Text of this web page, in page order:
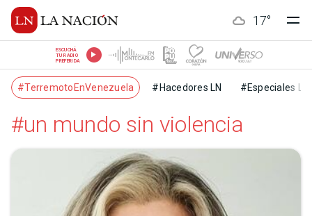
17°
ESCUCHÁ
TU RADIO
PREFERIDA
#TerremotoEnVenezuela #Hacedores LN #Especiales LN
#un mundo sin violencia